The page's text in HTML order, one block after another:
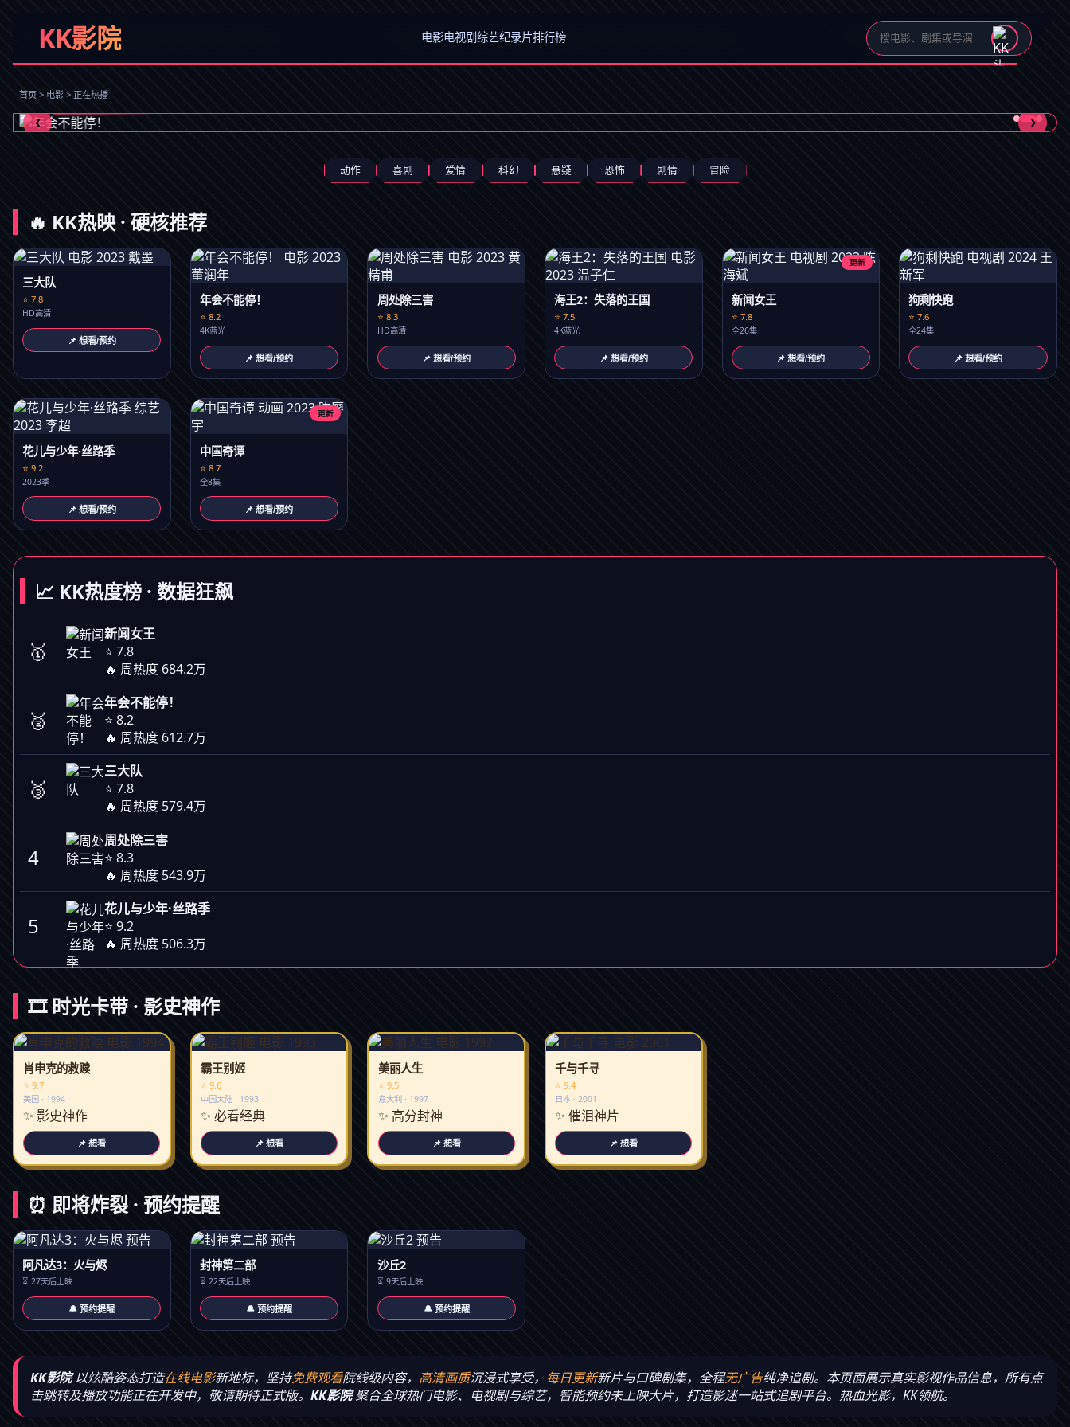
KK影院 电影电视剧综艺纪录片排行榜
首页 > 电影 > 正在热播
年会不能停！
立即观看
‹ ›
动作 喜剧 爱情 科幻 悬疑 恐怖 剧情 冒险
🔥 KK热映 · 硬核推荐
三大队
⭐ 7.8
HD高清
📌 想看/预约
年会不能停！
⭐ 8.2
4K蓝光
📌 想看/预约
周处除三害
⭐ 8.3
HD高清
📌 想看/预约
海王2：失落的王国
⭐ 7.5
4K蓝光
📌 想看/预约
更新
新闻女王
⭐ 7.8
全26集
📌 想看/预约
狗剩快跑
⭐ 7.6
全24集
📌 想看/预约
花儿与少年·丝路季
⭐ 9.2
2023季
📌 想看/预约
更新
中国奇谭
⭐ 8.7
全8集
📌 想看/预约
📈 KK热度榜 · 数据狂飙
🥇
新闻女王
⭐ 7.8
🔥 周热度 684.2万
🥈
年会不能停！
⭐ 8.2
🔥 周热度 612.7万
🥉
三大队
⭐ 7.8
🔥 周热度 579.4万
4
周处除三害
⭐ 8.3
🔥 周热度 543.9万
5
花儿与少年·丝路季
⭐ 9.2
🔥 周热度 506.3万
🎞️ 时光卡带 · 影史神作
肖申克的救赎
⭐ 9.7
美国 · 1994
✨ 影史神作
📌 想看
霸王别姬
⭐ 9.6
中国大陆 · 1993
✨ 必看经典
📌 想看
美丽人生
⭐ 9.5
意大利 · 1997
✨ 高分封神
📌 想看
千与千寻
⭐ 9.4
日本 · 2001
✨ 催泪神片
📌 想看
⏰ 即将炸裂 · 预约提醒
阿凡达3：火与烬
⏳ 27天后上映
🔔 预约提醒
封神第二部
⏳ 22天后上映
🔔 预约提醒
沙丘2
⏳ 9天后上映
🔔 预约提醒
KK影院以炫酷姿态打造在线电影新地标，坚持免费观看院线级内容， 高清画质沉浸式享受， 每日更新新片与口碑剧集，全程无广告纯净追剧。本页面展示真实影视作品信息，所有点
击跳转及播放功能正在开发中，敬请期待正式版。 KK影院聚合全球热门电影、电视剧与综艺，智能预约未上映大片，打造影迷一站式追剧平台。热血光影，KK领航。